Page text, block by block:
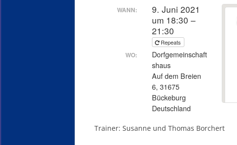
WANN:
9. Juni 2021
um 18:30 –
21:30
Repeats
WO:
Dorfgemeinschaft
shaus
Auf dem Breien
6, 31675
Bückeburg
Deutschland
Trainer: Susanne und Thomas Borchert